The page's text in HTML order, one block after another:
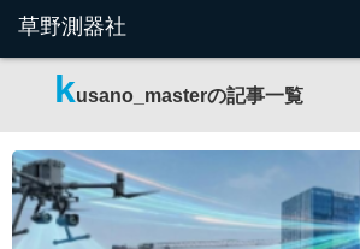
kusano_masterの記事一覧